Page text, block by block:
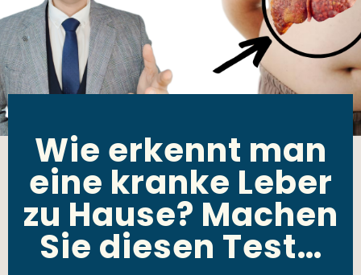
Wie erkennt man
eine kranke Leber
zu Hause? Machen
Sie diesen Test…